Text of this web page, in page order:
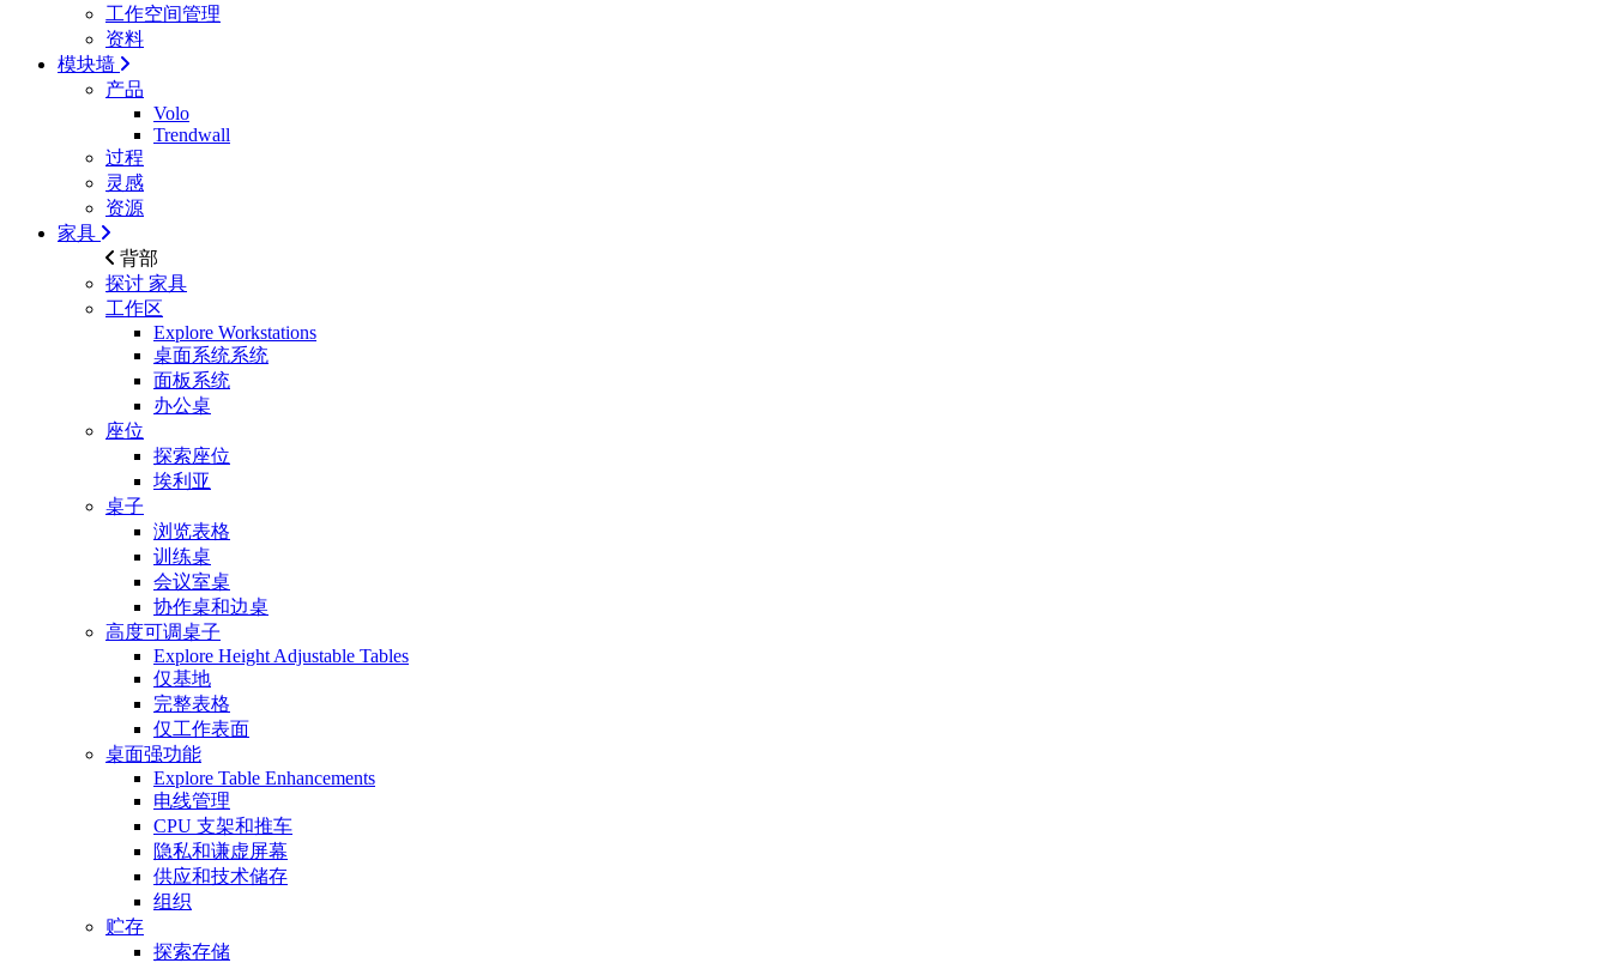
工作空间管理
资料
模块墙
产品
Volo
Trendwall
过程
灵感
资源
家具
背部
探讨 家具
工作区
Explore Workstations
桌面系统系统
面板系统
办公桌
座位
探索座位
埃利亚
桌子
浏览表格
训练桌
会议室桌
协作桌和边桌
高度可调桌子
Explore Height Adjustable Tables
仅基地
完整表格
仅工作表面
桌面强功能
Explore Table Enhancements
电线管理
CPU 支架和推车
隐私和谦虚屏幕
供应和技术储存
组织
贮存
探索存储